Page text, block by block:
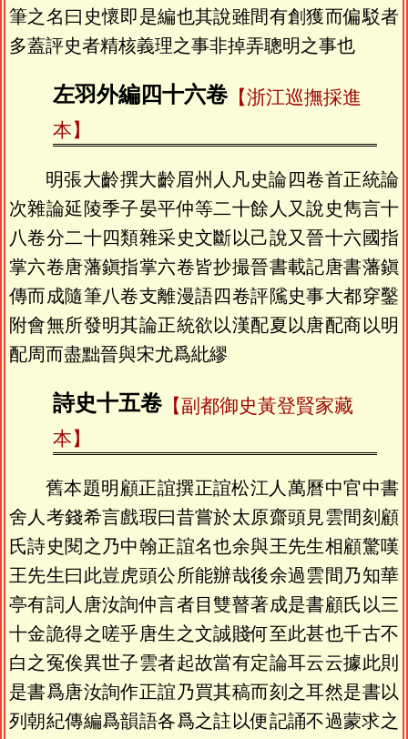
筆之名曰史懷即是編也其說雖間有創獲而偏駁者
多蓋評史者精核義理之事非掉弄聰明之事也
左羽外編四十六卷【浙江巡撫採進
本】
明張大齡撰大齡眉州人凡史論四卷首正統論
次雜論延陵季子晏平仲等二十餘人又說史雋言十
八卷分二十四類雜采史文斷以己說又晉十六國指
掌六卷唐藩鎭指掌六卷皆抄撮晉書載記唐書藩鎭
傳而成隨筆八卷支離漫語四卷評隲史事大都穿鑿
附會無所發明其論正統欲以漢配夏以唐配商以明
配周而盡黜晉與宋尤爲紕繆
詩史十五卷【副都御史黃登賢家藏
本】
舊本題明顧正誼撰正誼松江人萬曆中官中書
舍人考錢希言戲瑕曰昔嘗於太原齋頭見雲間刻顧
氏詩史閱之乃中翰正誼名也余與王先生相顧驚嘆
王先生曰此豈虎頭公所能辦哉後余過雲間乃知華
亭有詞人唐汝詢仲言者目雙瞽著成是書顧氏以三
十金詭得之嗟乎唐生之文誠賤何至此甚也千古不
白之冤俟異世子雲者起故當有定論耳云云據此則
是書爲唐汝詢作正誼乃買其稿而刻之耳然是書以
列朝紀傳編爲韻語各爲之註以便記誦不過蒙求之